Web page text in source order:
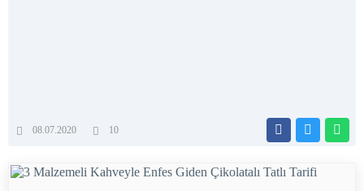
08.07.2020 10